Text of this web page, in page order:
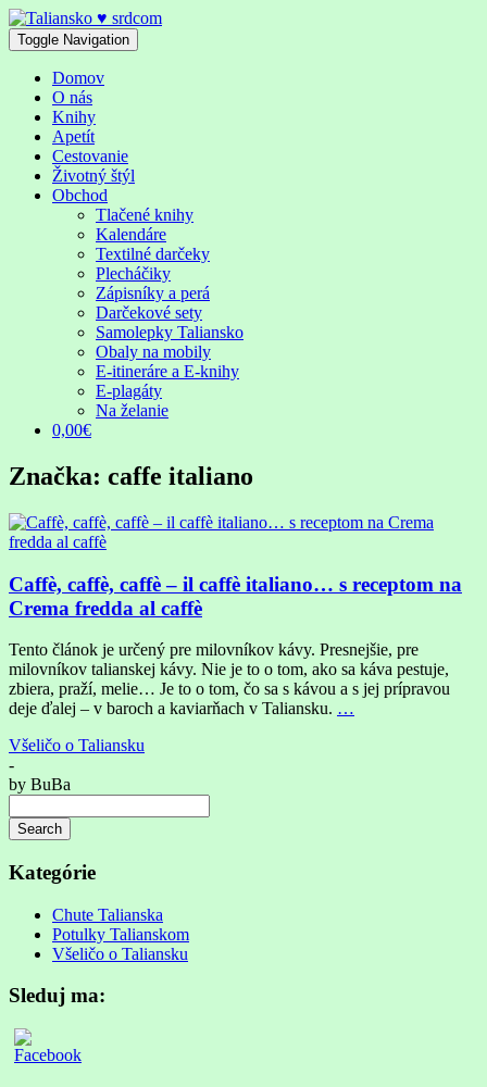
Skip
to
content
Toggle Navigation
Domov
O nás
Knihy
Apetít
Cestovanie
Životný štýl
Obchod
Tlačené knihy
Kalendáre
Textilné darčeky
Plecháčiky
Zápisníky a perá
Darčekové sety
Samolepky Taliansko
Obaly na mobily
E-itineráre a E-knihy
E-plagáty
Na želanie
0,00€
Značka: caffe italiano
Caffè, caffè, caffè – il caffè italiano… s receptom na
Crema fredda al caffè
Tento článok je určený pre milovníkov kávy. Presnejšie, pre
milovníkov talianskej kávy. Nie je to o tom, ako sa káva pestuje,
zbiera, praží, melie… Je to o tom, čo sa s kávou a s jej prípravou
deje ďalej – v baroch a kaviarňach v Taliansku. …
Všeličo o Taliansku
-
by BuBa
Search
is
progress
Kategórie
Chute Talianska
Potulky Talianskom
Všeličo o Taliansku
Sleduj ma: